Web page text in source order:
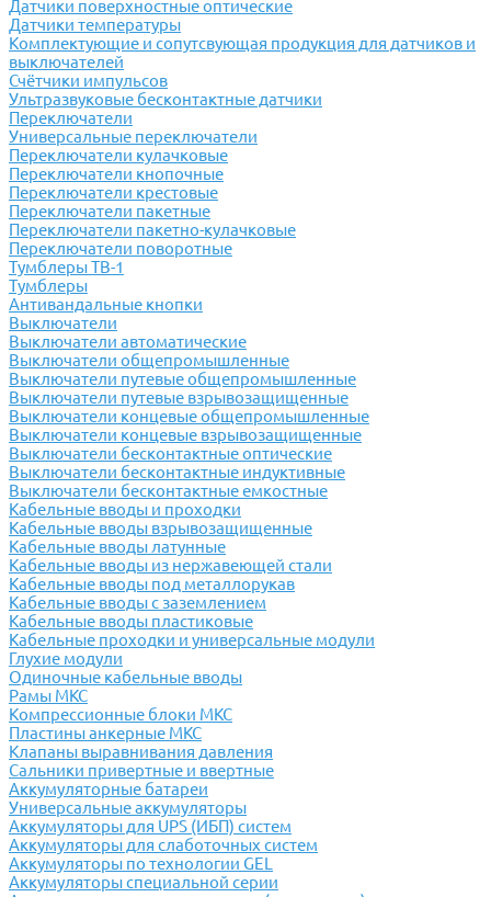
Датчики поверхностные оптические
Датчики температуры
Комплектующие и сопутсвующая продукция для датчиков и
выключателей
Счётчики импульсов
Ультразвуковые бесконтактные датчики
Переключатели
Универсальные переключатели
Переключатели кулачковые
Переключатели кнопочные
Переключатели крестовые
Переключатели пакетные
Переключатели пакетно-кулачковые
Переключатели поворотные
Тумблеры ТВ-1
Тумблеры
Антивандальные кнопки
Выключатели
Выключатели автоматические
Выключатели общепромышленные
Выключатели путевые общепромышленные
Выключатели путевые взрывозащищенные
Выключатели концевые общепромышленные
Выключатели концевые взрывозащищенные
Выключатели бесконтактные оптические
Выключатели бесконтактные индуктивные
Выключатели бесконтактные емкостные
Кабельные вводы и проходки
Кабельные вводы взрывозащищенные
Кабельные вводы латунные
Кабельные вводы из нержавеющей стали
Кабельные вводы под металлорукав
Кабельные вводы с заземлением
Кабельные вводы пластиковые
Кабельные проходки и универсальные модули
Глухие модули
Одиночные кабельные вводы
Рамы МКС
Компрессионные блоки МКС
Пластины анкерные МКС
Клапаны выравнивания давления
Сальники привертные и ввертные
Аккумуляторные батареи
Универсальные аккумуляторы
Аккумуляторы для UPS (ИБП) систем
Аккумуляторы для слаботочных систем
Аккумуляторы по технологии GEL
Аккумуляторы специальной серии